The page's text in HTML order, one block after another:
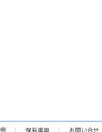
保有車両 お問い合せ